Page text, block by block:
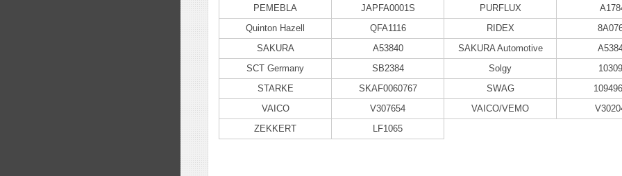
PEMEBLA
JAPFA0001S PURFLUX
Quinton Hazell
QFA1116 RIDEX
SAKURA
A53840 SAKURA Automotive
SCT Germany
SB2384 Solgy
STARKE
SKAF0060767 SWAG
VAICO
V307654 VAICO/VEMO
ZEKKERT
LF1065